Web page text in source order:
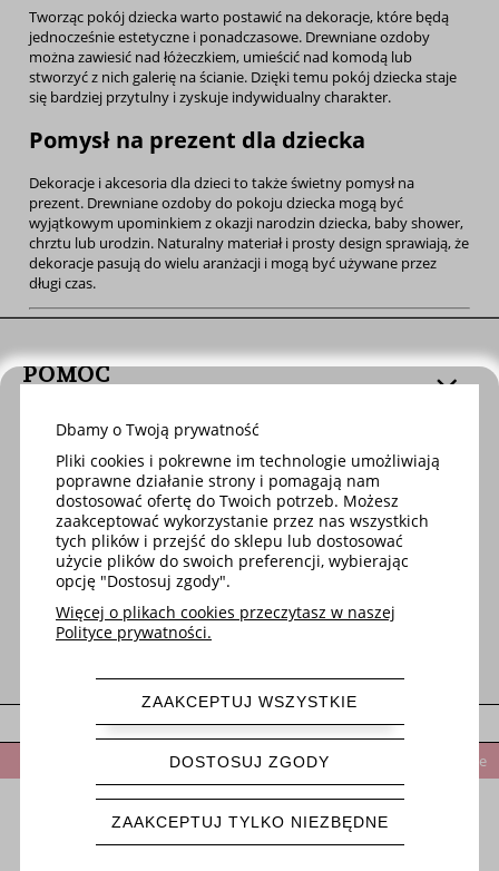
Tworząc pokój dziecka warto postawić na dekoracje, które będą
jednocześnie estetyczne i ponadczasowe. Drewniane ozdoby
można zawiesić nad łóżeczkiem, umieścić nad komodą lub
stworzyć z nich galerię na ścianie. Dzięki temu pokój dziecka staje
się bardziej przytulny i zyskuje indywidualny charakter.
Pomysł na prezent dla dziecka
Dekoracje i akcesoria dla dzieci to także świetny pomysł na
prezent. Drewniane ozdoby do pokoju dziecka mogą być
wyjątkowym upominkiem z okazji narodzin dziecka, baby shower,
chrztu lub urodzin. Naturalny materiał i prosty design sprawiają, że
dekoracje pasują do wielu aranżacji i mogą być używane przez
długi czas.
POMOC
DOSTAWA
MOJE KONTO
O FIRMIE
pokaż pełną wersję strony
Po rejestracji w sklepie otrzymasz 5% rabatu na pierwsze zamówienie
Dbamy o Twoją prywatność
Pliki cookies i pokrewne im technologie umożliwiają
poprawne działanie strony i pomagają nam
dostosować ofertę do Twoich potrzeb. Możesz
zaakceptować wykorzystanie przez nas wszystkich
tych plików i przejść do sklepu lub dostosować
użycie plików do swoich preferencji, wybierając
opcję "Dostosuj zgody".
Więcej o plikach cookies przeczytasz w naszej
Polityce prywatności.
ZAAKCEPTUJ TYLKO NIEZBĘDNE
DOSTOSUJ ZGODY
ZAAKCEPTUJ WSZYSTKIE